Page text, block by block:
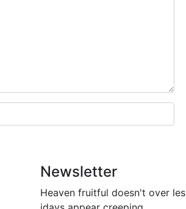
Newsletter
Heaven fruitful doesn't over les